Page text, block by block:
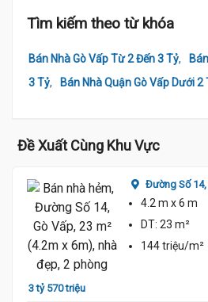
Tìm kiếm theo từ khóa
Bán Nhà Gò Vấp Từ 2 Đến 3 Tỷ,
3 Tỷ, Bán Nhà Quận Gò Vấp Dưới 2
Đề Xuất Cùng Khu Vực
3 tỷ 570 triệu
Đường Số 14,
4.2 m x 6 m
DT: 23 m²
144 triệu/m²